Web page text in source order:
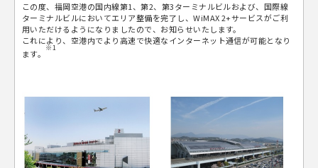
この度、福岡空港の国内線第1、第2、第3ターミナルビルおよび、国際線
ターミナルビルにおいてエリア整備を完了し、WiMAX 2+サービスがご利
用いただけるようになりましたので、お知らせいたします。
これにより、空港内でより高速で快適なインターネット通信が可能となり
ます。
※1